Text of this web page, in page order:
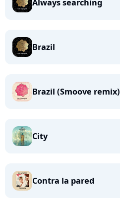
Always searching
Brazil
Brazil (Smoove remix)
City
Contra la pared